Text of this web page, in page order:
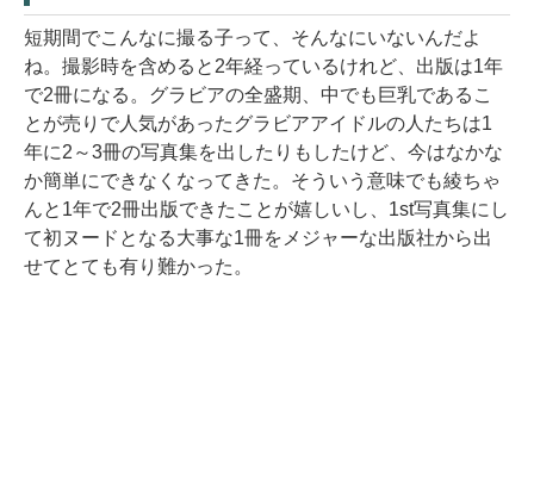
短期間でこんなに撮る子って、そんなにいないんだよ
ね。撮影時を含めると2年経っているけれど、出版は1年
で2冊になる。グラビアの全盛期、中でも巨乳であるこ
とが売りで人気があったグラビアアイドルの人たちは1
年に2～3冊の写真集を出したりもしたけど、今はなかな
か簡単にできなくなってきた。そういう意味でも綾ちゃ
んと1年で2冊出版できたことが嬉しいし、1st写真集にし
て初ヌードとなる大事な1冊をメジャーな出版社から出
せてとても有り難かった。